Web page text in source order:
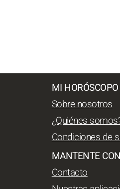
MI
Sobre nosotros
¿Quiénes
Condiciones de
MANTENTE
Contacto